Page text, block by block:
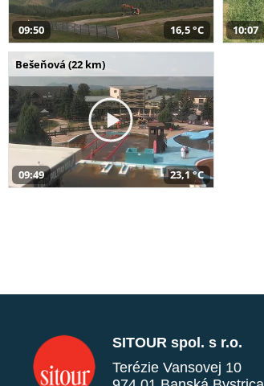
09:50 16,5 °C 10:07
Bešeňová (22 km)
09:49 23,1 °C
SITOUR spol. s r.o.
Terézie Vansovej 10